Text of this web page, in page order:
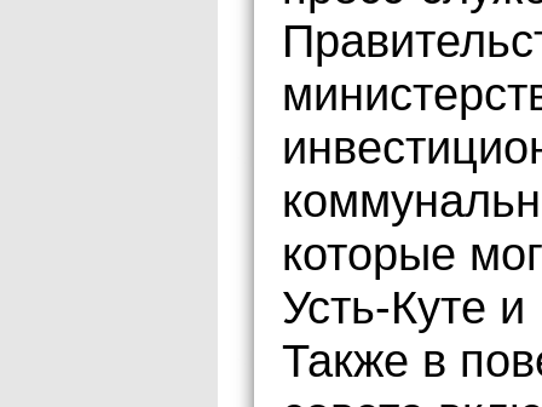
которые
Усть-Куте
Также в